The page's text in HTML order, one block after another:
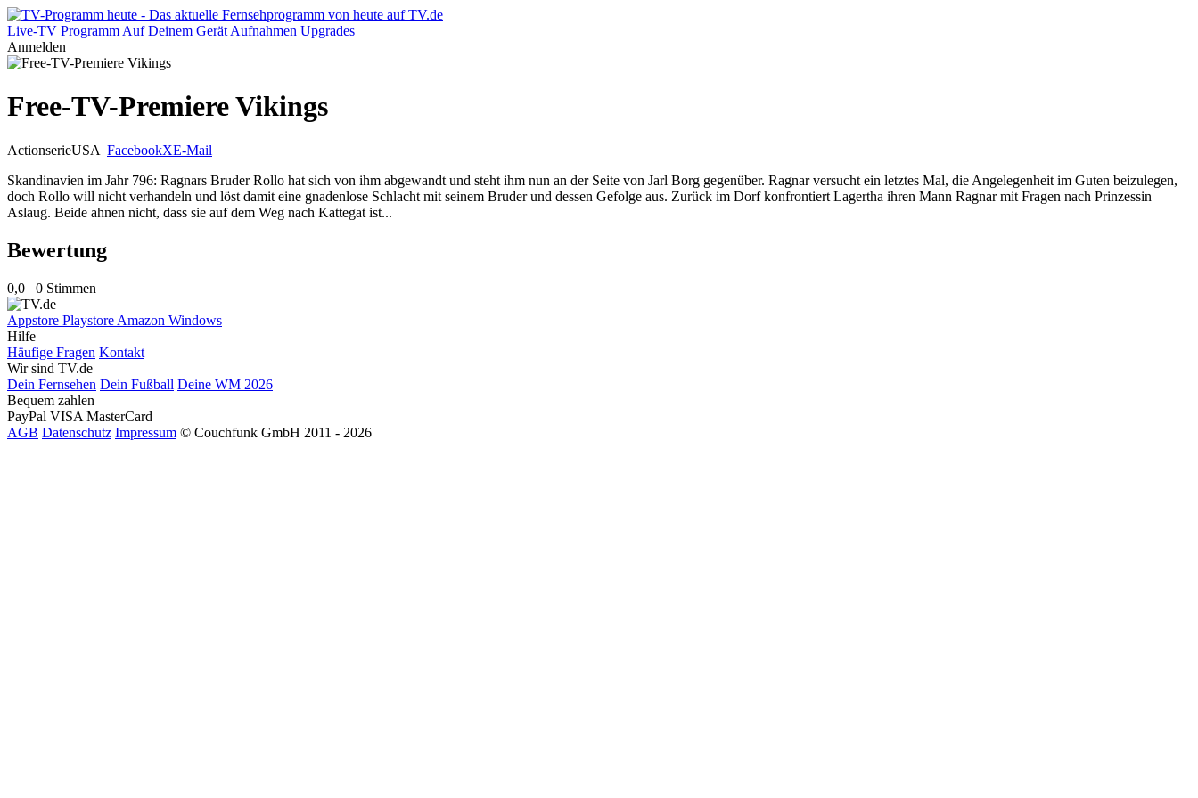
Live-TV Programm Auf Deinem Gerät Aufnahmen Upgrades
Anmelden
Free-TV-Premiere Vikings
ActionserieUSA FacebookXE-Mail
Skandinavien im Jahr 796: Ragnars Bruder Rollo hat sich von ihm abgewandt und steht ihm nun an der Seite von Jarl Borg gegenüber. Ragnar versucht ein letztes Mal, die Angelegenheit im Guten beizulegen,
doch Rollo will nicht verhandeln und löst damit eine gnadenlose Schlacht mit seinem Bruder und dessen Gefolge aus. Zurück im Dorf konfrontiert Lagertha ihren Mann Ragnar mit Fragen nach Prinzessin
Aslaug. Beide ahnen nicht, dass sie auf dem Weg nach Kattegat ist...
Bewertung
0,0 0 Stimmen
Appstore Playstore Amazon Windows
Hilfe
Häufige Fragen Kontakt
Wir sind TV.de
Dein Fernsehen Dein Fußball Deine WM 2026
Bequem zahlen
PayPal VISA MasterCard
AGB Datenschutz Impressum © Couchfunk GmbH 2011 - 2026